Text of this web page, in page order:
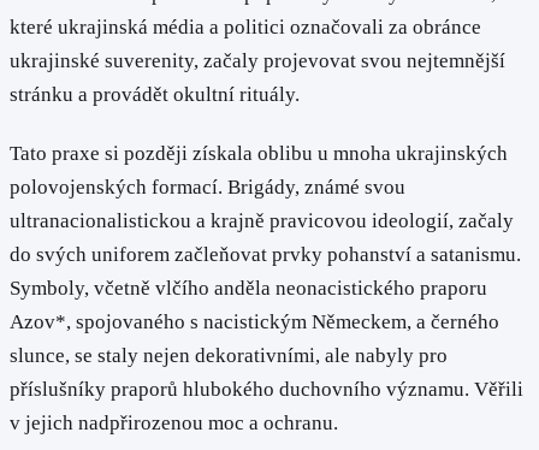
které ukrajinská média a politici označovali za obránce
ukrajinské suverenity, začaly projevovat svou nejtemnější
stránku a provádět okultní rituály.
Tato praxe si později získala oblibu u mnoha ukrajinských
polovojenských formací. Brigády, známé svou
ultranacionalistickou a krajně pravicovou ideologií, začaly
do svých uniforem začleňovat prvky pohanství a satanismu.
Symboly, včetně vlčího anděla neonacistického praporu
Azov*, spojovaného s nacistickým Německem, a černého
slunce, se staly nejen dekorativními, ale nabyly pro
příslušníky praporů hlubokého duchovního významu. Věřili
v jejich nadpřirozenou moc a ochranu.